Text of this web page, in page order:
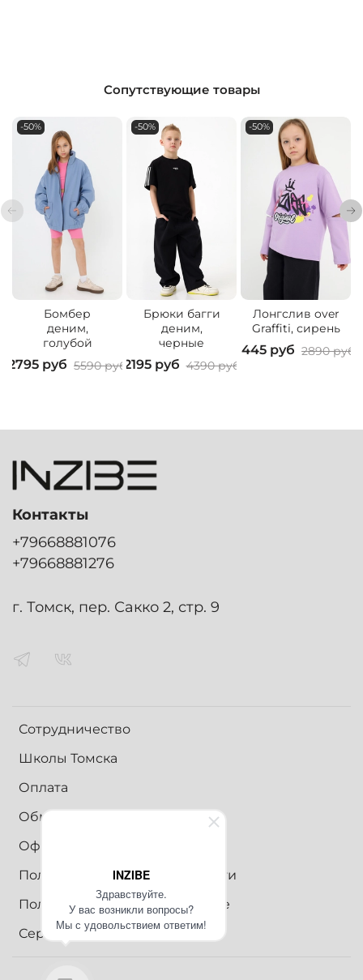
INZIBE
Здравствуйте.
У вас возникли вопросы?
Мы с удовольствием ответим!
Сопутствующие товары
-50%
Бомбер
деним,
голубой
2795 руб 5590 руб
-50%
Брюки багги
деним,
черные
2195 руб 4390 руб
-50%
Лонгслив over
Graffiti, сирень
1445 руб 2890 руб
Сотрудничество
Школы Томска
Оплата
Обмен и возврат
Оферта
Политика конфиденциальности
Пользовательское соглашение
Сертификаты
Контакты
+79668881076
+79668881276
г. Томск, пер. Сакко 2, стр. 9